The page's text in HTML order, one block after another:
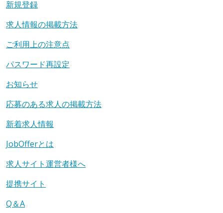
新規登録
求人情報の掲載方法
ご利用上の注意点
パスワード再設定
お知らせ
応募のある求人の掲載方法
新着求人情報
JobOfferとは
求人サイト運営者様へ
提携サイト
Q＆A